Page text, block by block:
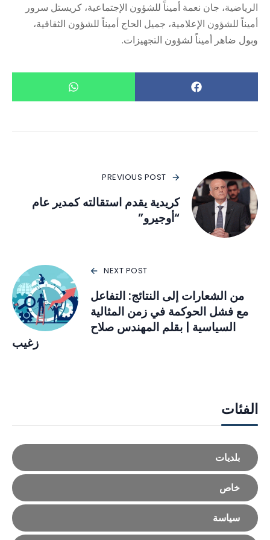
الرياضية، جان نعمة أميناً للشؤون الإجتماعية، كريستل سرور
أميناً للشؤون الإعلامية، جميل الحاج أميناً للشؤون الثقافية،
وبول ضاهر أميناً لشؤون التجهيزات.
PREVIOUS POST
كريدية يقدم استقالته كمدير عام
“أوجيرو”
NEXT POST
من الشعارات إلى النتائج: التفاعل
مع فشل الحوكمة في زمن المثالية
السياسية | بقلم المهندس صلاح
زغيب
الفئات
بلديات
خاص
سياسة